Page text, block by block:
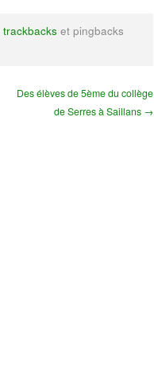
trackbacks et pingbacks
Des élèves de 5ème du collège
de Serres à Saillans →